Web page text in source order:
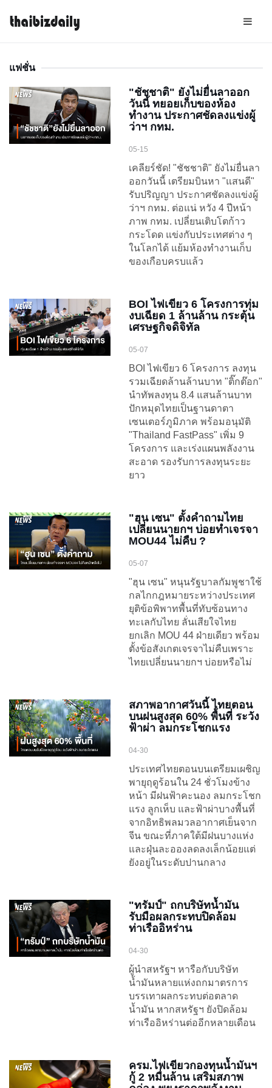
แฟชั่น
"ชัชชาติ" ยังไม่ยื่นลาออก
วันนี้ ทยอยเก็บของห้อง
ทำงาน ประกาศชัดลงแข่งผู้
ว่าฯ กทม.
05-15
เคลียร์ชัด! "ชัชชาติ" ยังไม่ยื่นลา
ออกวันนี้ เตรียมบินหา "แสนดี"
รับปริญญา ประกาศชัดลงแข่งผู้
ว่าฯ กทม. ต่อแน่ หวัง 4 ปีหน้า
ภาพ กทม. เปลี่ยนเติบโตก้าว
กระโดด แข่งกับประเทศต่าง ๆ
ในโลกได้ แย้มห้องทำงานเก็บ
ของเกือบครบแล้ว
BOI ไฟเขียว 6 โครงการทุ่ม
งบเฉียด 1 ล้านล้าน กระตุ้น
เศรษฐกิจดิจิทัล
05-07
BOI ไฟเขียว 6 โครงการ ลงทุน
รวมเฉียดล้านล้านบาท "ติ๊กต๊อก"
นำทัพลงทุน 8.4 แสนล้านบาท
ปักหมุดไทยเป็นฐานดาตา
เซนเตอร์ภูมิภาค พร้อมอนุมัติ
"Thailand FastPass" เพิ่ม 9
โครงการ และเร่งแผนพลังงาน
สะอาด รองรับการลงทุนระยะ
ยาว
"ฮุน เซน" ตั้งคำถามไทย
เปลี่ยนนายกฯ บ่อยทำเจรจา
MOU44 ไม่คืบ ?
05-07
"ฮุน เซน" หนุนรัฐบาลกัมพูชาใช้
กลไกกฎหมายระหว่างประเทศ
ยุติข้อพิพาทพื้นที่ทับซ้อนทาง
ทะเลกับไทย ลั่นเสียใจไทย
ยกเลิก MOU 44 ฝ่ายเดียว พร้อม
ตั้งข้อสังเกตเจรจาไม่คืบเพราะ
ไทยเปลี่ยนนายกฯ บ่อยหรือไม่
สภาพอากาศวันนี้ ไทยตอน
บนฝนสูงสุด 60% พื้นที่ ระวัง
ฟ้าผ่า ลมกระโชกแรง
04-30
ประเทศไทยตอนบนเตรียมเผชิญ
พายุฤดูร้อนใน 24 ชั่วโมงข้าง
หน้า มีฝนฟ้าคะนอง ลมกระโชก
แรง ลูกเห็บ และฟ้าผ่าบางพื้นที่
จากอิทธิพลมวลอากาศเย็นจาก
จีน ขณะที่ภาคใต้มีฝนบางแห่ง
และฝุ่นละอองลดลงเล็กน้อยแต่
ยังอยู่ในระดับปานกลาง
"ทรัมป์" ถกบริษัทน้ำมัน
รับมือผลกระทบปิดล้อม
ท่าเรืออิหร่าน
04-30
ผู้นำสหรัฐฯ หารือกับบริษัท
น้ำมันหลายแห่งถกมาตรการ
บรรเทาผลกระทบต่อตลาด
น้ำมัน หากสหรัฐฯ ยังปิดล้อม
ท่าเรืออิหร่านต่ออีกหลายเดือน
ครม.ไฟเขียวกองทุนน้ำมันฯ
กู้ 2 หมื่นล้าน เสริมสภาพ